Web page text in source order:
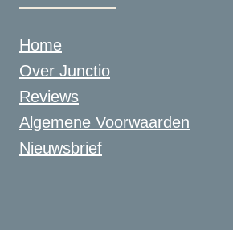
Home
Over Junctio
Reviews
Algemene Voorwaarden
Nieuwsbrief